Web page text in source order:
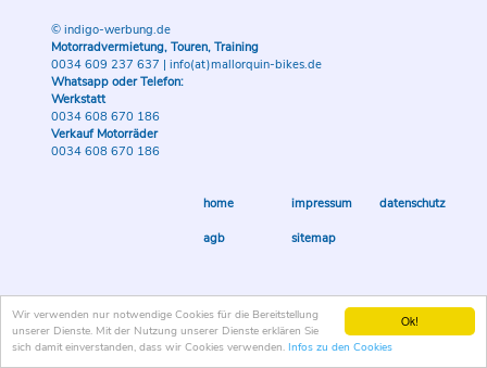
Ok!
Wir verwenden nur notwendige Cookies für die Bereitstellung
unserer Dienste. Mit der Nutzung unserer Dienste erklären Sie
sich damit einverstanden, dass wir Cookies verwenden. Infos zu den Cookies
© indigo-werbung.de
Motorradvermietung, Touren, Training
0034 609 237 637 | info(at)mallorquin-bikes.de
Whatsapp oder Telefon:
Werkstatt
0034 608 670 186
Verkauf Motorräder
0034 608 670 186
home impressum datenschutz
agb sitemap